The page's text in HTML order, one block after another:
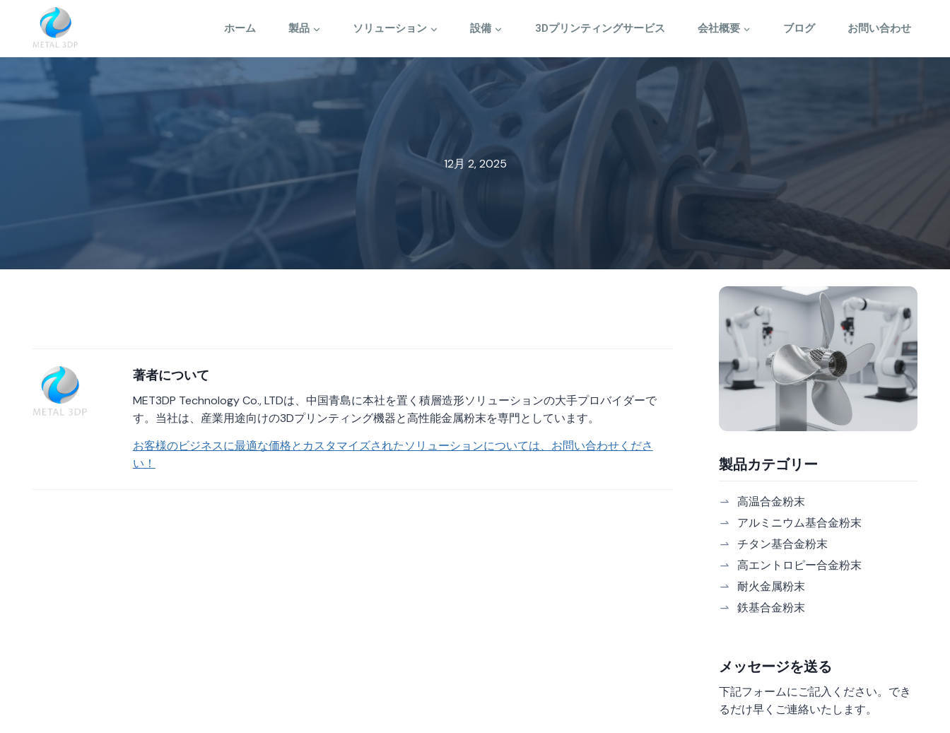
ス
ッ
ホーム 製品 ソリューション 設備 3Dプリンティングサービス 会社概要 ブログ お問い合わせ
12月 2, 2025
著者について
MET3DP Technology Co., LTDは、中国青島に本社を置く積層造形ソリューションの大手プロバイダーで
す。当社は、産業用途向けの3Dプリンティング機器と高性能金属粉末を専門としています。
お客様のビジネスに最適な価格とカスタマイズされたソリューションについては、お問い合わせくださ
い！
製品カテゴリー
高温合金粉末
アルミニウム基合金粉末
チタン基合金粉末
高エントロピー合金粉末
耐火金属粉末
鉄基合金粉末
メッセージを送る
下記フォームにご記入ください。でき
るだけ早くご連絡いたします。